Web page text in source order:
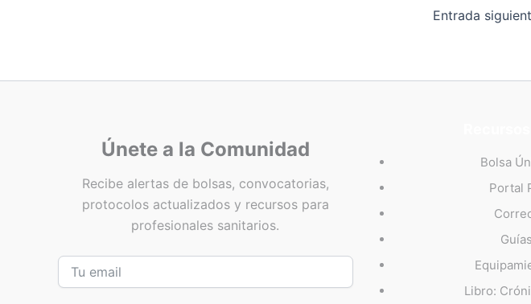
Entrada
Únete a la Comunidad
Recibe alertas de bolsas, convocatorias,
protocolos actualizados y recursos para
profesionales sanitarios.
Bolsa
Portal
Libro: